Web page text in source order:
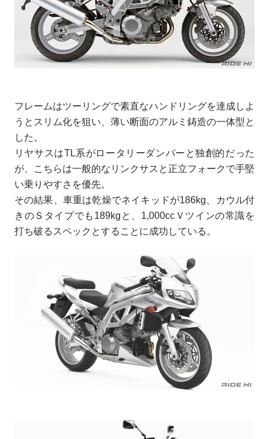
フレームはツーリングで素直なハンドリングを達成しよ
うとスリム化を狙い、薄い断面のアルミ鋳造の一体型と
した。
リヤサスはTL系がロータリーダンパーと独創的だった
が、こちらは一般的なリンクサスと正立フォークで手堅
い乗りやすさを優先。
その結果、車重は乾燥でネイキッドが186kg、カウル付
きのＳタイプでも189kgと、1,000ccＶツインの常識を
打ち破るスペックとすることに成功している。